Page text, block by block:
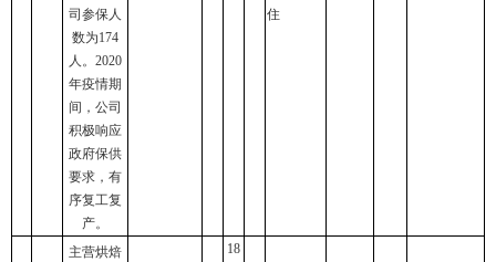
司参保人
数为174
人。2020
年疫情期
间，公司
积极响应
政府保供
要求，有
序复工复
产。
住
主营烘焙
18